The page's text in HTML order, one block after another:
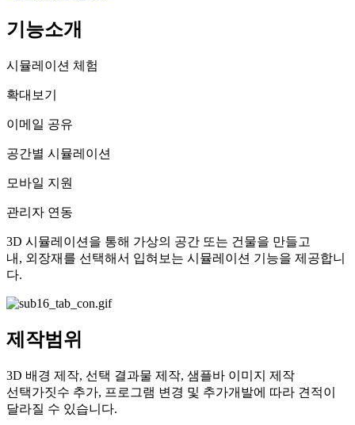
기능소개
시뮬레이션 체험
확대보기
이메일 공유
공간별 시뮬레이션
모바일 지원
관리자 연동
3D 시뮬레이션을 통해 가상의 공간 또는 건물을 만들고
내, 외장재를 선택해서 입혀보는 시뮬레이션 기능을 제공합니
다.
제작범위
3D 배경 제작, 선택 결과물 제작, 샘플바 이미지 제작
선택가짓수 추가, 프로그램 변경 및 추가개발에 따라 견적이
달라질 수 있습니다.